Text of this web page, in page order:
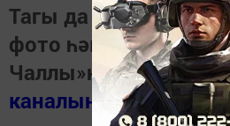
Тагы да
фото һәм видеолар
Чаллы»ныңMAX
каналында